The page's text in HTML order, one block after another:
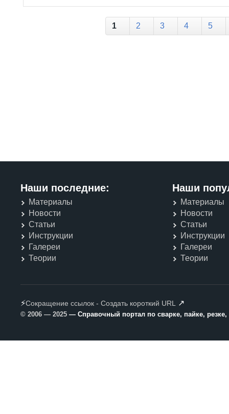
1 2 3 4 5
Наши последние:
Материалы
Новости
Статьи
Инструкции
Галереи
Теории
Наши
Материалы
Новости
Статьи
Инструкции
Галереи
Теории
⚡Сокращение ссылок - Создать короткий URL ↗
© 2006 — 2025 — Справочный портал по сварке, пайке,